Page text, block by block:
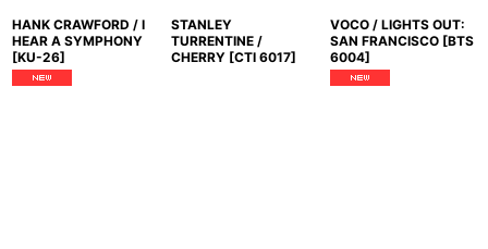
HANK CRAWFORD / I
HEAR A SYMPHONY
[KU-26]
STANLEY
TURRENTINE /
CHERRY [CTI 6017]
VOCO / LIGHTS OUT:
SAN FRANCISCO [BTS
6004]